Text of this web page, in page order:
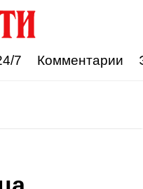
7 Комментарии